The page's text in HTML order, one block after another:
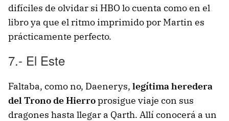
difíciles de olvidar si HBO lo cuenta como en el
libro ya que el ritmo imprimido por Martin es
prácticamente perfecto.
7.- El Este
Faltaba, como no, Daenerys, legítima heredera
del Trono de Hierroprosigue viaje con sus
dragones hasta llegar a Qarth. Allí conocerá a un